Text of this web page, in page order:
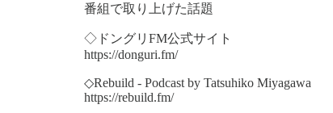
番組で取り上げた話題
◇ドングリFM公式サイト
https://donguri.fm/
◇Rebuild - Podcast by Tatsuhiko Miyagawa
https://rebuild.fm/